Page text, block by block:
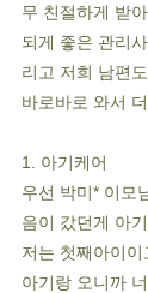
무 친절하게 받
되게 좋은 관리
리고 저희 남편
바로바로 와서
1. 아기케어
우선 박미* 이모
음이 갔던게 아
저는 첫째아이
아기랑 오니까